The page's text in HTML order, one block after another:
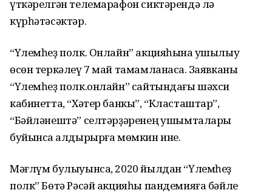
үткәрелгән телемарафон сиктәрендә лә
күрһәтәсәктәр.
“Үлемһеҙ полк. Онлайн” акцияһына ҡушылыу
өсөн теркәлеү 7 май тамамланасаҡ. Заявканы
“Үлемһеҙ полк.онлайн” сайтындағы шәхси
кабинетта, “Хәтер банкы”, “Класташтар”,
“Бәйләнештә” селтәрҙәренең ҡушымталары
буйынса ҡалдырырға мөмкин ине.
Мәғлүм булыуынса, 2020 йылдан “Үлемһеҙ
полк” Бөтә Рәсәй акцияһы пандемияға бәйле